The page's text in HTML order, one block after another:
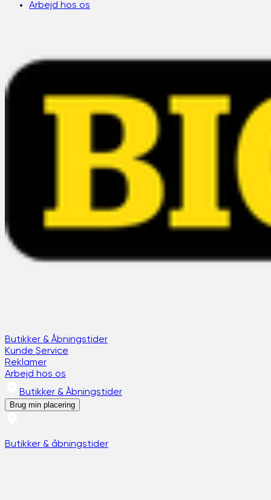
Arbejd hos os
Butikker & Åbningstider
Kunde Service
Reklamer
Arbejd hos os
Butikker & Åbningstider
Brug min placering
Butikker & åbningstider